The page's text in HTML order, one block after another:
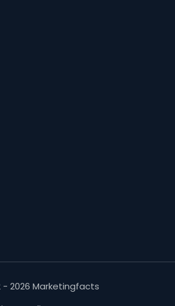
2026 Marketingfacts